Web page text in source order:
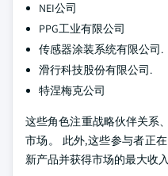
NEI公司
PPG工业有限公司
传感器涂装系统有限公司.
滑行科技股份有限公司.
特涅梅克公司
这些角色注重战略伙伴关系
市场。 此外,这些参与者正
新产品并获得市场的最大收入